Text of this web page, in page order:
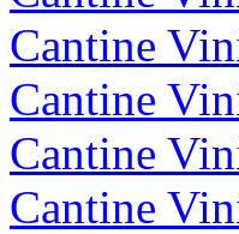
Cantine
Cantine
Cantine
Cantine